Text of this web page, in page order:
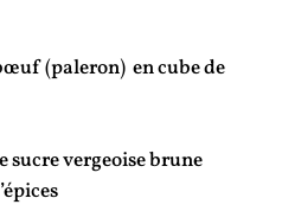
(paleron) en cube de
sucre vergeoise brune